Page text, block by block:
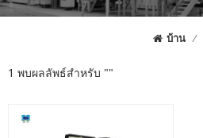
บ้าน /
1 พบผลลัพธ์สำหรับ ""